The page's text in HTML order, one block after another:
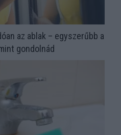
az ablak – egyszerűbb a
gondolnád